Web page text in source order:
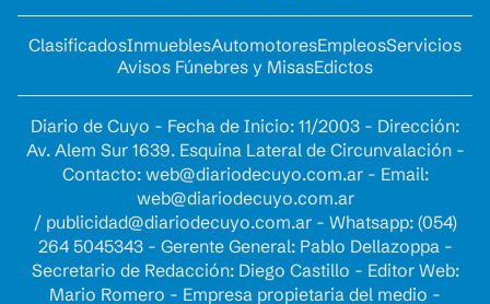
ClasificadosInmueblesAutomotoresEmpleosServicios
Avisos Fúnebres y MisasEdictos
Diario de Cuyo - Fecha de Inicio: 11/2003 - Dirección:
Av. Alem Sur 1639. Esquina Lateral de Circunvalación -
Contacto: web@diariodecuyo.com.ar- Email:
web@diariodecuyo.com.ar
/ publicidad@diariodecuyo.com.ar- Whatsapp: (054)
264 5045343 - Gerente General: Pablo Dellazoppa -
Secretario de Redacción: Diego Castillo - Editor Web:
Mario Romero - Empresa propietaria del medio -